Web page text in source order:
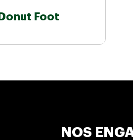
Donut Foot
NOS